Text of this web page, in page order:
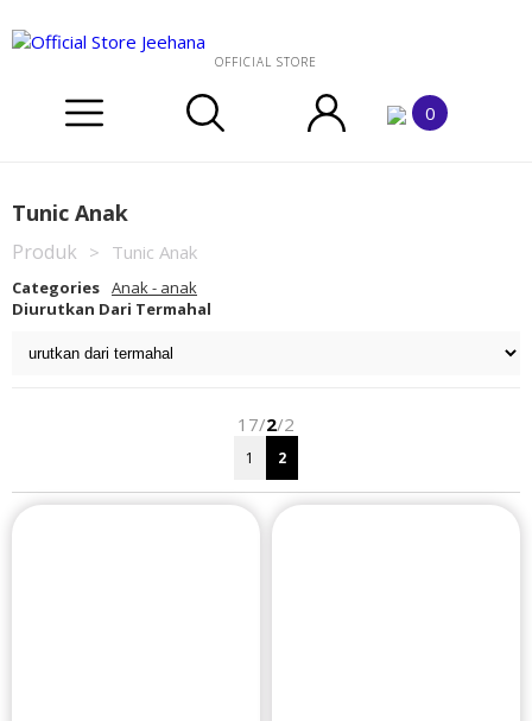
OFFICIAL STORE
0
Tunic Anak
Produk > Tunic Anak
Categories Anak - anak
Diurutkan Dari Termahal
17/2/2
1 2